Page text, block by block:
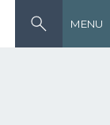
MENU